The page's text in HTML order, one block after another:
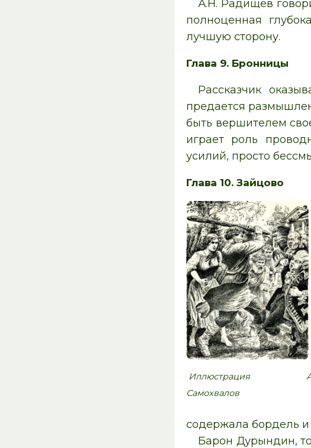
А.Н. Радищев
полноценная
лучшую сторону.
Глава 9. Бронницы
Рассказчик
предается
быть вершителем
играет роль
усилий, просто
Глава 10. Зайцово
Иллюстрация
Самохвалов
содержала бордель и
Барон Дурындин,